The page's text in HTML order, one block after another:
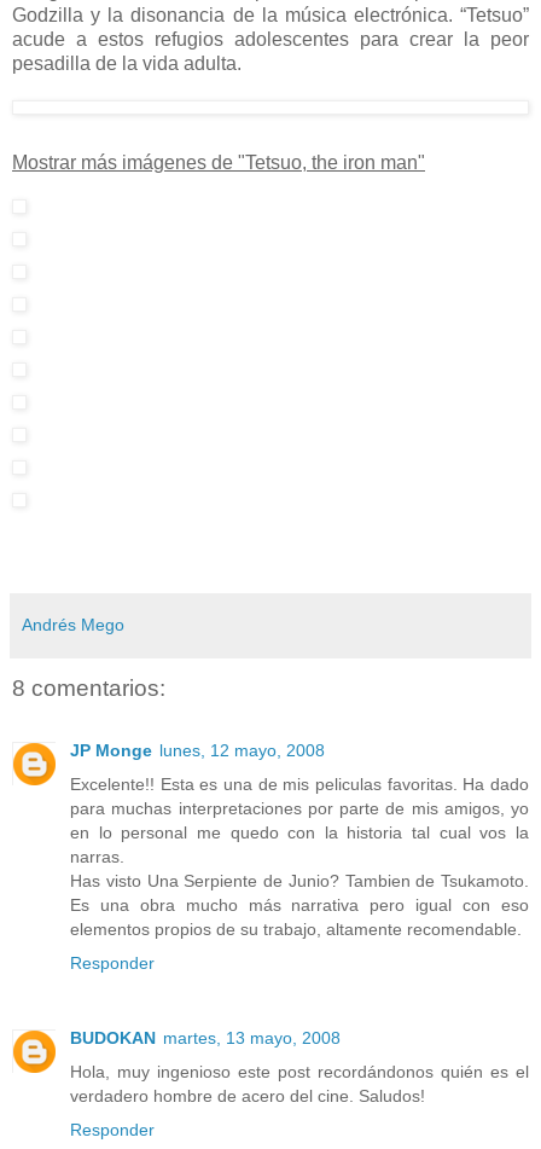
Godzilla y la disonancia de la música electrónica. “Tetsuo”
acude a estos refugios adolescentes para crear la peor
pesadilla de la vida adulta.
Mostrar más imágenes de "Tetsuo, the iron man"
Andrés Mego
8 comentarios:
JP Monge lunes, 12 mayo, 2008
Excelente!! Esta es una de mis peliculas favoritas. Ha dado
para muchas interpretaciones por parte de mis amigos, yo
en lo personal me quedo con la historia tal cual vos la
narras.
Has visto Una Serpiente de Junio? Tambien de Tsukamoto.
Es una obra mucho más narrativa pero igual con eso
elementos propios de su trabajo, altamente recomendable.
Responder
BUDOKAN martes, 13 mayo, 2008
Hola, muy ingenioso este post recordándonos quién es el
verdadero hombre de acero del cine. Saludos!
Responder